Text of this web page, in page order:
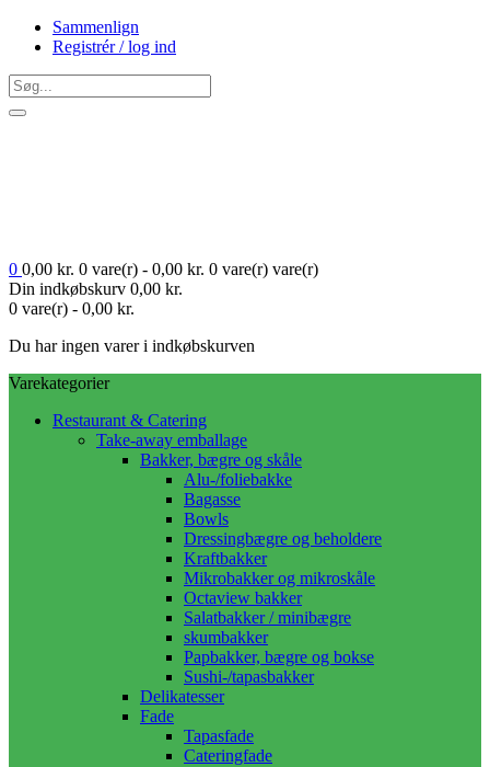
Sammenlign
Registrér / log ind
0 0,00 kr. 0 vare(r) - 0,00 kr. 0 vare(r) vare(r)
Din indkøbskurv 0,00 kr.
0 vare(r) - 0,00 kr.
Du har ingen varer i indkøbskurven
Varekategorier
Restaurant & Catering
Take-away emballage
Bakker, bægre og skåle
Alu-/foliebakke
Bagasse
Bowls
Dressingbægre og beholdere
Kraftbakker
Mikrobakker og mikroskåle
Octaview bakker
Salatbakker / minibægre
skumbakker
Papbakker, bægre og bokse
Sushi-/tapasbakker
Delikatesser
Fade
Tapasfade
Cateringfade